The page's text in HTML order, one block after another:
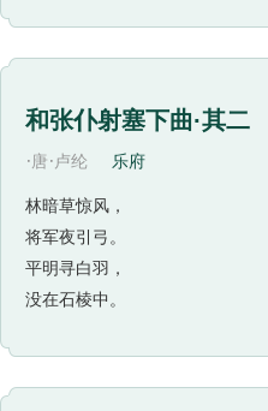
和张仆射塞下曲·其二
·唐·卢纶 乐府
林暗草惊风，
将军夜引弓。
平明寻白羽，
没在石棱中。